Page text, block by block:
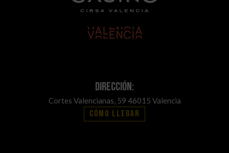
Dirección:
Cortes Valencianas, 59 46015 Valencia
Cómo llegar